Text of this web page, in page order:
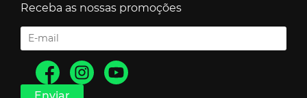
Receba as nossas promoções